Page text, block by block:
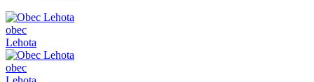
obec
Lehota
obec